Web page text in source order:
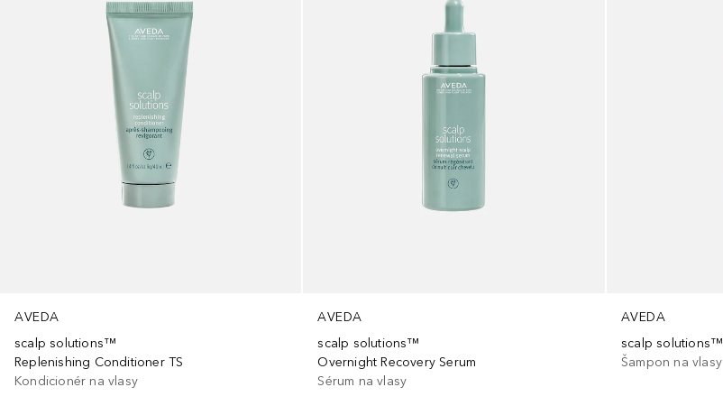
AVEDA
scalp solutions™
Replenishing Conditioner TS
Kondicionér na vlasy
AVEDA
scalp solutions™
Overnight Recovery Serum
Sérum na vlasy
AVEDA
scalp solutions™
Šampon na vlasy